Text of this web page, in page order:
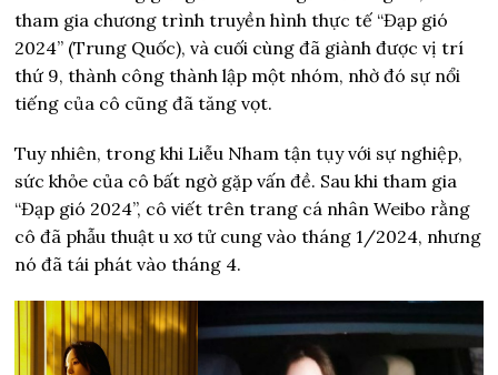
tham gia chương trình truyền hình thực tế “Đạp gió
2024” (Trung Quốc), và cuối cùng đã giành được vị trí
thứ 9, thành công thành lập một nhóm, nhờ đó sự nổi
tiếng của cô cũng đã tăng vọt.
Tuy nhiên, trong khi Liễu Nham tận tụy với sự nghiệp,
sức khỏe của cô bất ngờ gặp vấn đề. Sau khi tham gia
“Đạp gió 2024”, cô viết trên trang cá nhân Weibo rằng
cô đã phẫu thuật u xơ tử cung vào tháng 1/2024, nhưng
nó đã tái phát vào tháng 4.